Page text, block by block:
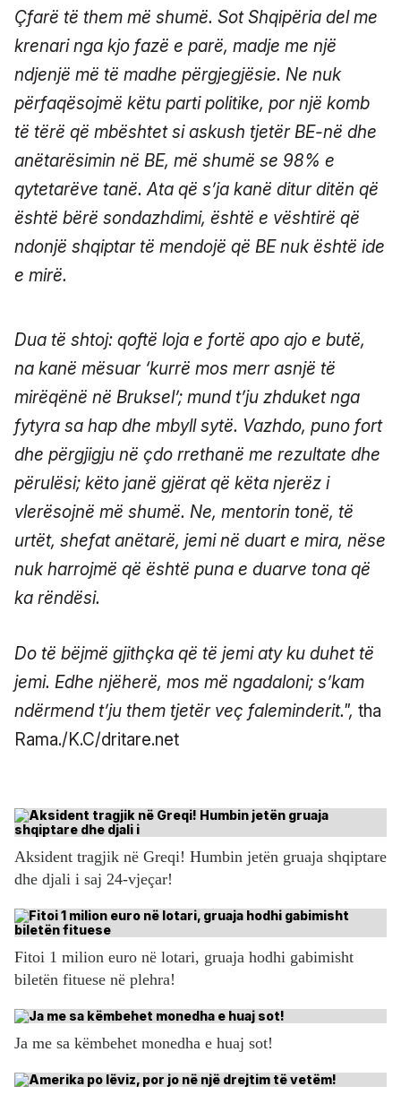
Çfarë të them më shumë. Sot Shqipëria del me
krenari nga kjo fazë e parë, madje me një
ndjenjë më të madhe përgjegjësie. Ne nuk
përfaqësojmë këtu parti politike, por një komb
të tërë që mbështet si askush tjetër BE-në dhe
anëtarësimin në BE, më shumë se 98% e
qytetarëve tanë. Ata që s’ja kanë ditur ditën që
është bërë sondazhdimi, është e vështirë që
ndonjë shqiptar të mendojë që BE nuk është ide
e mirë.
Dua të shtoj: qoftë loja e fortë apo ajo e butë,
na kanë mësuar ‘kurrë mos merr asnjë të
mirëqënë në Bruksel’; mund t’ju zhduket nga
fytyra sa hap dhe mbyll sytë. Vazhdo, puno fort
dhe përgjigju në çdo rrethanë me rezultate dhe
përulësi; këto janë gjërat që këta njerëz i
vlerësojnë më shumë. Ne, mentorin tonë, të
urtët, shefat anëtarë, jemi në duart e mira, nëse
nuk harrojmë që është puna e duarve tona që
ka rëndësi.
Do të bëjmë gjithçka që të jemi aty ku duhet të
jemi. Edhe njëherë, mos më ngadaloni; s’kam
ndërmend t’ju them tjetër veç faleminderit.", tha
Rama./K.C/dritare.net
Aksident tragjik në Greqi! Humbin jetën gruaja shqiptare
dhe djali i saj 24-vjeçar!
Fitoi 1 milion euro në lotari, gruaja hodhi gabimisht
biletën fituese në plehra!
Ja me sa këmbehet monedha e huaj sot!